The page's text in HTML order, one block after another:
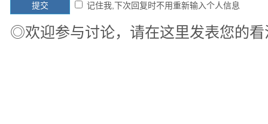
记住我,下次回复时不用重新输入个人信息
◎欢迎参与讨论，请在这里发表您的